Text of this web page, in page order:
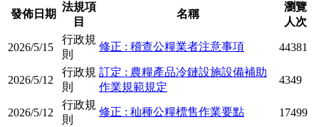
發佈日期
法規項
目
名稱
瀏覽
人次
2026/5/15
行政規
則
修正 : 稽查公糧業者注意事項 44381
2026/5/12
行政規
則
訂定 : 農糧產品冷鏈設施設備補助
作業規範規定
4349
2026/5/12
行政規
則
修正 : 秈種公糧標售作業要點 17499